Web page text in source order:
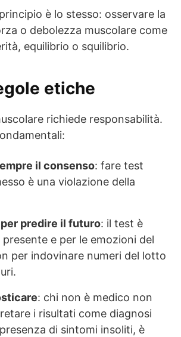
è lo stesso: osservare la
o debolezza muscolare come
equilibrio o squilibrio.
etiche
richiede responsabilità.
il consenso: fare test
è una violazione della
predire il futuro: il test è
e per le emozioni del
per indovinare numeri del lotto
: chi non è medico non
i risultati come diagnosi
di sintomi insoliti, è